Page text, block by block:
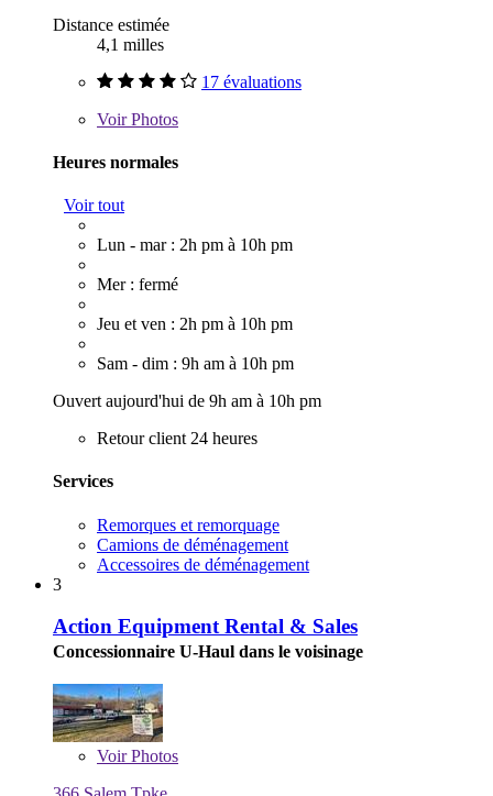
Distance estimée
4,1 milles
17 évaluations
VoirPhotos
Heures normales
Voir tout
Lun - mar : 2h pm à 10h pm
Mer : fermé
Jeu et ven : 2h pm à 10h pm
Sam - dim : 9h am à 10h pm
Ouvert aujourd'hui de 9h am à 10h pm
Retour client 24 heures
Services
Remorques et remorquage
Camions de déménagement
Accessoires de déménagement
3
Action Equipment Rental & Sales
Concessionnaire U-Haul dans le voisinage
VoirPhotos